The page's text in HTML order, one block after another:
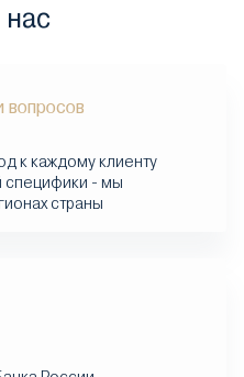
вопросов
к каждому клиенту
специфики - мы
страны